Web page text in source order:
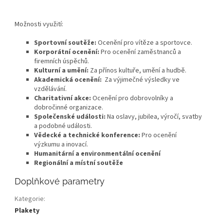
Možnosti využití:
Sportovní soutěže: Ocenění pro vítěze a sportovce.
Korporátní ocenění: Pro ocenění zaměstnanců a
firemních úspěchů.
Kulturní a umění: Za přínos kultuře, umění a hudbě.
Akademická ocenění: Za výjimečné výsledky ve
vzdělávání.
Charitativní akce: Ocenění pro dobrovolníky a
dobročinné organizace.
Společenské události: Na oslavy, jubilea, výročí, svatby
a podobné události.
Vědecké a technické konference: Pro ocenění
výzkumu a inovací.
Humanitární a environmentální ocenění
Regionální a místní soutěže
Doplňkové parametry
Kategorie:
Plakety